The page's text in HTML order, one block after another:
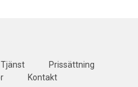
Tjänst
Prissättning
Kontakt